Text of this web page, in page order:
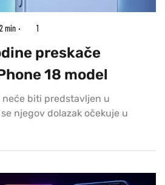
2 min 1
preskače
18 model
biti predstavljen u
njegov dolazak očekuje u